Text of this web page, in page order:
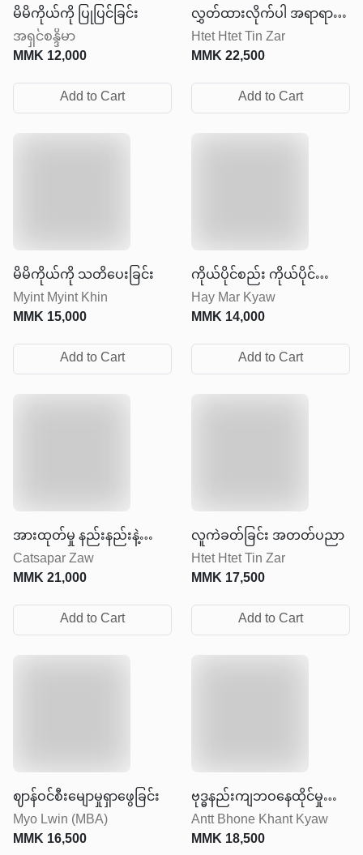
မိမိကိုယ်ကို ပြုပြင်ခြင်း
အရှင်စန္ဒိမာ
MMK12,000
Add to Cart
လွှတ်ထားလိုက်ပါ အရာရာကို
ထိန်းချုပ်ဖို့ မကြိုးစားနဲ့
Htet Htet Tin Zar
MMK22,500
Add to Cart
မိမိကိုယ်ကို သတိပေးခြင်း
Myint Myint Khin
MMK15,000
Add to Cart
ကိုယ်ပိုင်စည်း ကိုယ်ပိုင်
လွတ်လပ်မှု
Hay Mar Kyaw
MMK14,000
Add to Cart
အားထုတ်မှု နည်းနည်းနဲ့
ရလဒ်များများရအောင်လုပ်ပါ
Catsapar Zaw
MMK21,000
Add to Cart
လူကဲခတ်ခြင်း အတတ်ပညာ
Htet Htet Tin Zar
MMK17,500
Add to Cart
ဈာန်ဝင်စီးမျောမှုရှာဖွေခြင်း
Myo Lwin (MBA)
MMK16,500
ဗုဒ္ဓနည်းကျဘဝနေထိုင်မှု
အနုပညာ
Antt Bhone Khant Kyaw
MMK18,500